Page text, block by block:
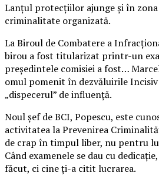
Lanțul protecțiilor ajunge și în zona
criminalitate organizată.
La Biroul de Combatere a
birou a fost titularizat printr-un
președintele comisiei a fost…
omul pomenit în dezvăluirile
„dispecerul” de influență.
Noul șef de BCI, Popescu, este
activitatea la Prevenirea
de crap în timpul liber, nu pentru
Când examenele se dau cu
făcut, ci cine ți-a citit lucrarea.